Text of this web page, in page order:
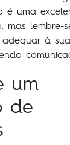
é uma
mas lembre-
à
um
de